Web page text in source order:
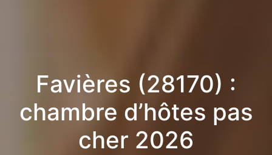
Favières (28170) :
chambre d’hôtes pas
cher 2026